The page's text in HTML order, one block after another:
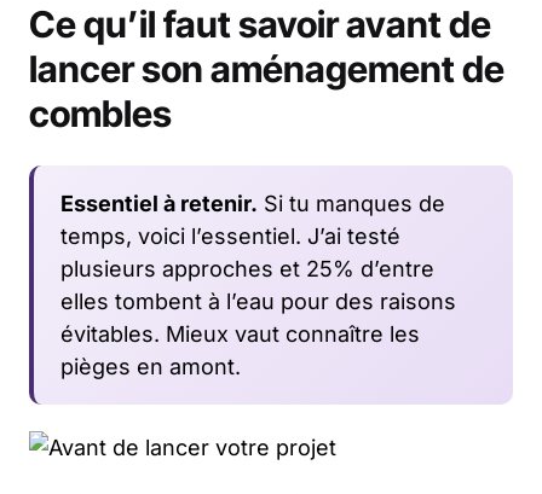
Ce qu’il faut savoir avant de
lancer son aménagement de
combles
Essentiel à retenir. Si tu manques de
temps, voici l’essentiel. J’ai testé
plusieurs approches et 25% d’entre
elles tombent à l’eau pour des raisons
évitables. Mieux vaut connaître les
pièges en amont.